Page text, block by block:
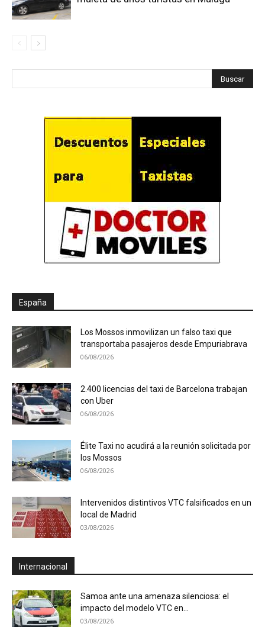
España
Los Mossos inmovilizan un falso taxi que
transportaba pasajeros desde Empuriabrava
06/08/2026
2.400 licencias del taxi de Barcelona trabajan
con Uber
06/08/2026
Élite Taxi no acudirá a la reunión solicitada por
los Mossos
06/08/2026
Intervenidos distintivos VTC falsificados en un
local de Madrid
03/08/2026
Internacional
Samoa ante una amenaza silenciosa: el
impacto del modelo VTC en...
03/08/2026